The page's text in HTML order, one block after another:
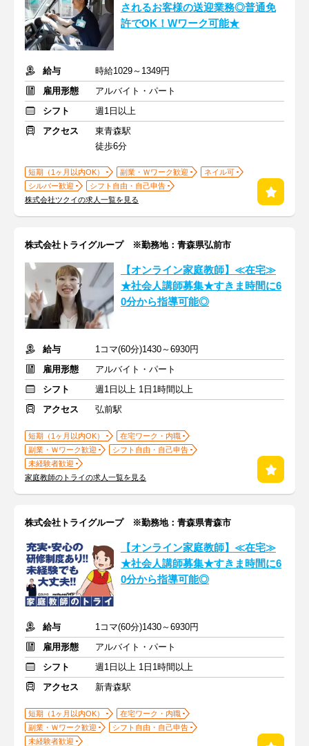
されるお客様の送迎業務◎普通免
許でOK！Wワーク可能★
給与
時給1029～1349円
雇用形態
アルバイト・パート
シフト
週1日以上
アクセス
東青森駅
徒歩6分
短期（1ヶ月以内OK） 副業・Ｗワーク歓迎
ネイル可
シルバー歓迎
シフト自由・自己申告
株式会社ツクイの求人一覧を見る
株式会社トライグループ ※勤務地：青森県弘前市
【オンライン家庭教師】≪在宅≫
★社会人講師募集★すきま時間に6
0分から指導可能◎
給与
1コマ(60分)1430～6930円
雇用形態
アルバイト・パート
シフト
週1日以上 1日1時間以上
アクセス
弘前駅
短期（1ヶ月以内OK）
在宅ワーク・内職
副業・Ｗワーク歓迎
シフト自由・自己申告
未経験者歓迎
家庭教師のトライの求人一覧を見る
株式会社トライグループ ※勤務地：青森県青森市
【オンライン家庭教師】≪在宅≫
★社会人講師募集★すきま時間に6
0分から指導可能◎
給与
1コマ(60分)1430～6930円
雇用形態
アルバイト・パート
シフト
週1日以上 1日1時間以上
アクセス
新青森駅
短期（1ヶ月以内OK）
在宅ワーク・内職
副業・Ｗワーク歓迎
シフト自由・自己申告
未経験者歓迎